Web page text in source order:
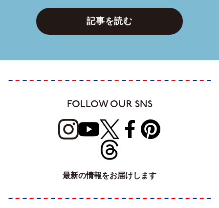
記事を読む
FOLLOW OUR SNS
最新の情報をお届けします